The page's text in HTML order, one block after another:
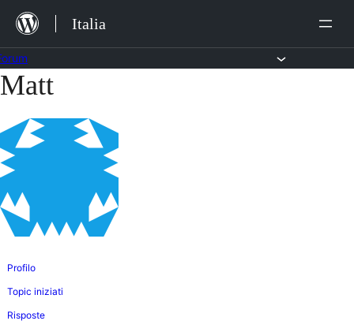
Salta
contenuto
Italia
Vai
contenuto
Matt
Profilo
Topic iniziati
Risposte